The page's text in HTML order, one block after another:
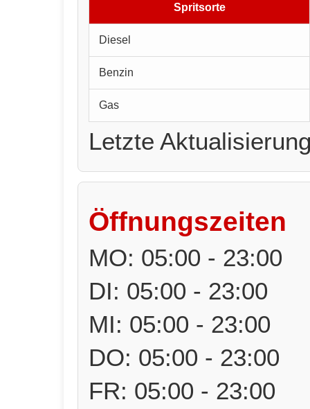
Spritsorte
Diesel
Benzin
Gas
Letzte
Öffnungszeiten
MO: 05:00 - 23:00
DI: 05:00 - 23:00
MI: 05:00 - 23:00
DO: 05:00 - 23:00
FR: 05:00 - 23:00